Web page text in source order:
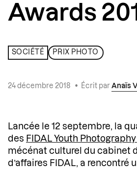
Awards
SOCIÉTÉ PRIX PHOTO
24 décembre 2018 • Écrit par Anaïs
Lancée le 12 septembre, la
des FIDAL Youth
mécénat culturel du cabinet
d’affaires FIDAL, a rencontré